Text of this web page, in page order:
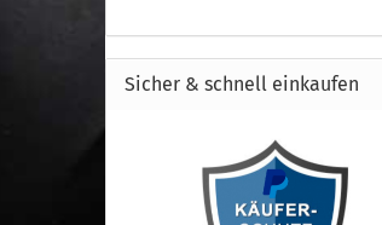
Sicher & schnell einkaufen